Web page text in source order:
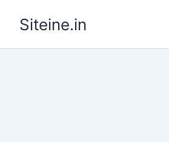
Siteine.in